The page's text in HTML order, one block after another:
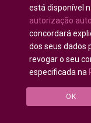
Português
Todos os
— Universidade
Accounts
está disponível
autorização
concordará
dos seus dados
revogar o seu
especificada na
OK